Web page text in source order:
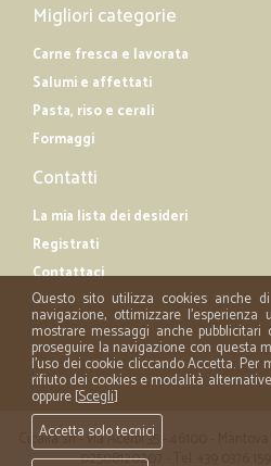
Migliori categorie
Carne fresca e lavorata
Salumi e affettati
Pasta, riso e cerali
Formaggi
Contatti
La mia lista dei desideri
Registrati
Contattaci
Cicalia srl - via Acerbi 35 - 46100 -
02508120207 - Tel. +39 0376
Questo sito utilizza cookies anche
navigazione, ottimizzare
mostrare messaggi anche pubblicitari
proseguire la navigazione con questa
l'uso dei cookie cliccando Accetta. Per
rifiuto dei cookies e modalità
oppure [Scegli]
Accetta solo tecnici